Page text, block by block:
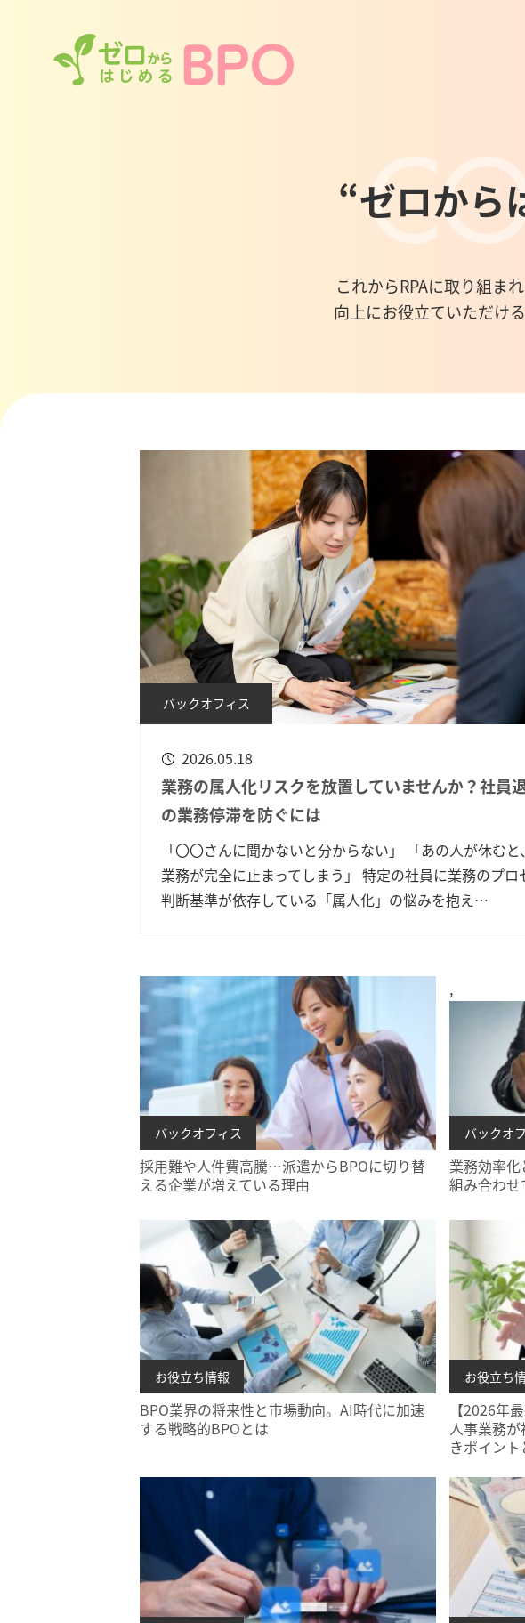
“ゼロから
これからRPAに取り組ま
向上にお役立ていただけ
バックオフィス
2026.05.18
業務の属人化リスクを放置していませんか？社員
の業務停滞を防ぐには
「〇〇さんに聞かないと分からない」 「あの人が休むと
業務が完全に止まってしまう」 特定の社員に業務のプロ
判断基準が依存している「属人化」の悩みを抱え…
バックオフィス
採用難や人件費高騰…派遣からBPOに切り替
える企業が増えている理由
お役立ち
,
バックオ
業務効率
組み合わ
お役立ち情報
BPO業界の将来性と市場動向。AI時代に加速
する戦略的BPOとは
お役立ち
【2026年
人事業務
きポイント